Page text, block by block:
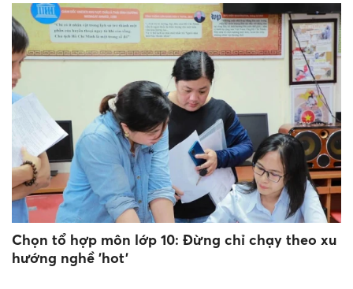
Chọn tổ hợp môn lớp 10: Đừng chỉ chạy theo xu
hướng nghề 'hot'